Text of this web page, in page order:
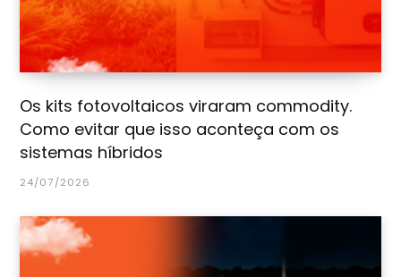
Os kits fotovoltaicos viraram commodity.
Como evitar que isso aconteça com os
sistemas híbridos
24/07/2026